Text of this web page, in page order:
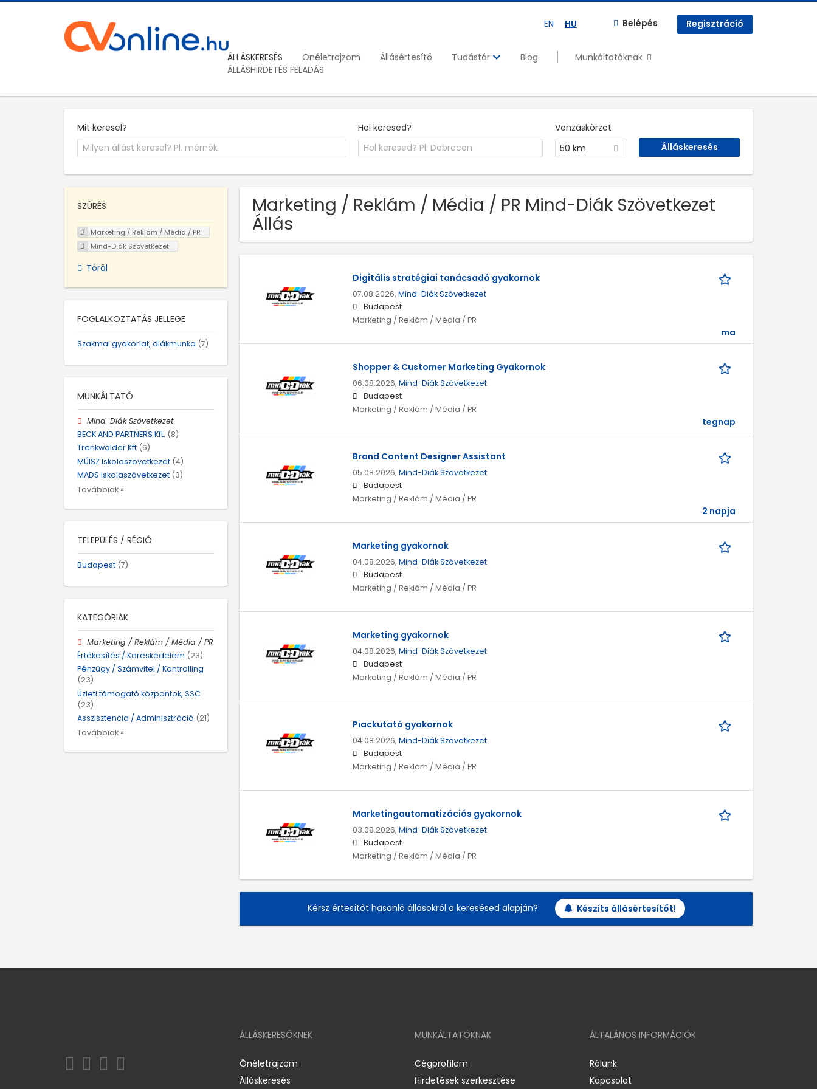
EN HU Belépés Regisztráció
ÁLLÁSKERESÉS Önéletrajzom Állásértesítő Tudástár Blog
Munkáltatóknak
ÁLLÁSHIRDETÉS FELADÁS
Mit keresel? Hol keresed?
Vonzáskörzet
50 km
Marketing / Reklám / Média / PR Mind-Diák Szövetkezet
Állás
Digitális stratégiai tanácsadó gyakornok
07.08.2026, Mind-Diák Szövetkezet
Budapest
Marketing / Reklám / Média / PR
ma
Shopper & Customer Marketing Gyakornok
06.08.2026, Mind-Diák Szövetkezet
Budapest
Marketing / Reklám / Média / PR
tegnap
Brand Content Designer Assistant
05.08.2026, Mind-Diák Szövetkezet
Budapest
Marketing / Reklám / Média / PR
2 napja
Marketing gyakornok
04.08.2026, Mind-Diák Szövetkezet
Budapest
Marketing / Reklám / Média / PR
Marketing gyakornok
04.08.2026, Mind-Diák Szövetkezet
Budapest
Marketing / Reklám / Média / PR
Piackutató gyakornok
04.08.2026, Mind-Diák Szövetkezet
Budapest
Marketing / Reklám / Média / PR
Marketingautomatizációs gyakornok
03.08.2026, Mind-Diák Szövetkezet
Budapest
Marketing / Reklám / Média / PR
Kérsz értesítőt hasonló állásokról a keresésed alapján? Készíts állásértesítőt!
SZŰRÉS
Marketing / Reklám / Média / PR
Mind-Diák Szövetkezet
Töröl
FOGLALKOZTATÁS JELLEGE
Szakmai gyakorlat, diákmunka (7)
MUNKÁLTATÓ
Mind-Diák Szövetkezet
BECK AND PARTNERS Kft. (8)
Trenkwalder Kft (6)
MŰISZ Iskolaszövetkezet (4)
MADS Iskolaszövetkezet (3)
Továbbiak »
TELEPÜLÉS / RÉGIÓ
Budapest (7)
KATEGÓRIÁK
Marketing / Reklám / Média / PR
Értékesítés / Kereskedelem (23)
Pénzügy / Számvitel / Kontrolling
(23)
Üzleti támogató központok, SSC
(23)
Asszisztencia / Adminisztráció (21)
Továbbiak »
ÁLLÁSKERESŐKNEK
Önéletrajzom
Álláskeresés
MUNKÁLTATÓKNAK
Cégprofilom
Hirdetések szerkesztése
ÁLTALÁNOS INFORMÁCIÓK
Rólunk
Kapcsolat